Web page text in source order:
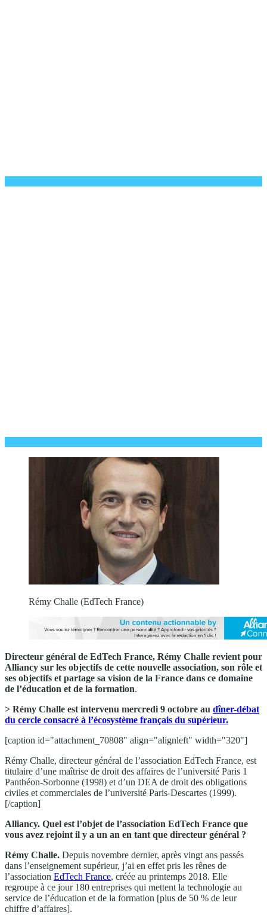
Rémy Challe (EdTech France)
Directeur général de EdTech France, Rémy Challe revient pour
Alliancy sur les objectifs de cette nouvelle association, son rôle et
ses objectifs et partage sa vision de la France dans ce domaine
de l’éducation et de la formation.
> Rémy Challe est intervenu mercredi 9 octobre au dîner-débat
du cercle consacré à l’écosystème français du supérieur.
[caption id="attachment_70808" align="alignleft" width="320"]
Rémy Challe, directeur général de l’association EdTech France, est
titulaire d’une maîtrise de droit des affaires de l’université Paris 1
Panthéon-Sorbonne (1998) et d’un DEA de droit des obligations
civiles et commerciales de l’université Paris-Descartes (1999).
[/caption]
Alliancy. Quel est l’objet de l’association EdTech France que
vous avez rejoint il y a un an en tant que directeur général ?
Rémy Challe. Depuis novembre dernier, après vingt ans passés
dans l’enseignement supérieur, j’ai en effet pris les rênes de
l’association EdTech France, créée au printemps 2018. Elle
regroupe à ce jour 180 entreprises qui mettent la technologie au
service de l’éducation et de la formation [plus de 50 % de leur
chiffre d’affaires].